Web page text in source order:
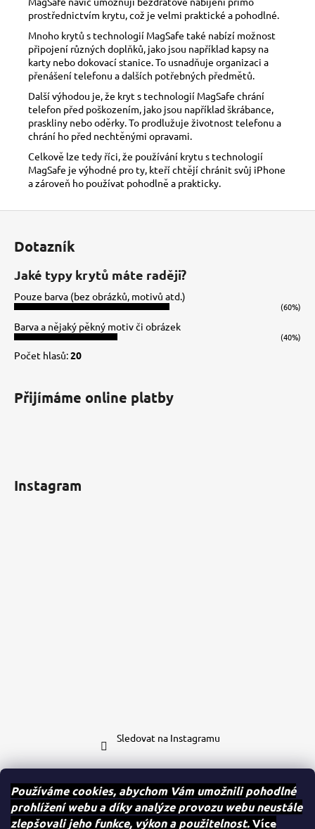
Používáme cookies, abychom Vám umožnili pohodlné
prohlížení webu a díky analýze provozu webu neustále
zlepšovali jeho funkce, výkon a použitelnost.Více
prostřednictvím krytu, což je velmi praktické a pohodlné.
Mnoho krytů s technologií MagSafe také nabízí možnost
připojení různých doplňků, jako jsou například kapsy na
karty nebo dokovací stanice. To usnadňuje organizaci a
přenášení telefonu a dalších potřebných předmětů.
Další výhodou je, že kryt s technologií MagSafe chrání
telefon před poškozením, jako jsou například škrábance,
praskliny nebo oděrky. To prodlužuje životnost telefonu a
chrání ho před nechtěnými opravami.
Celkově lze tedy říci, že používání krytu s technologií
MagSafe je výhodné pro ty, kteří chtějí chránit svůj iPhone
a zároveň ho používat pohodlně a prakticky.
Dotazník
Jaké typy krytů máte raději?
Pouze barva (bez obrázků, motivů atd.)
(60%)
Barva a nějaký pěkný motiv či obrázek
(40%)
Počet hlasů:20
Přijímáme online platby
Instagram
Sledovat na Instagramu
Kontakt
eshop@case-mates.cz
+420 604 280 091